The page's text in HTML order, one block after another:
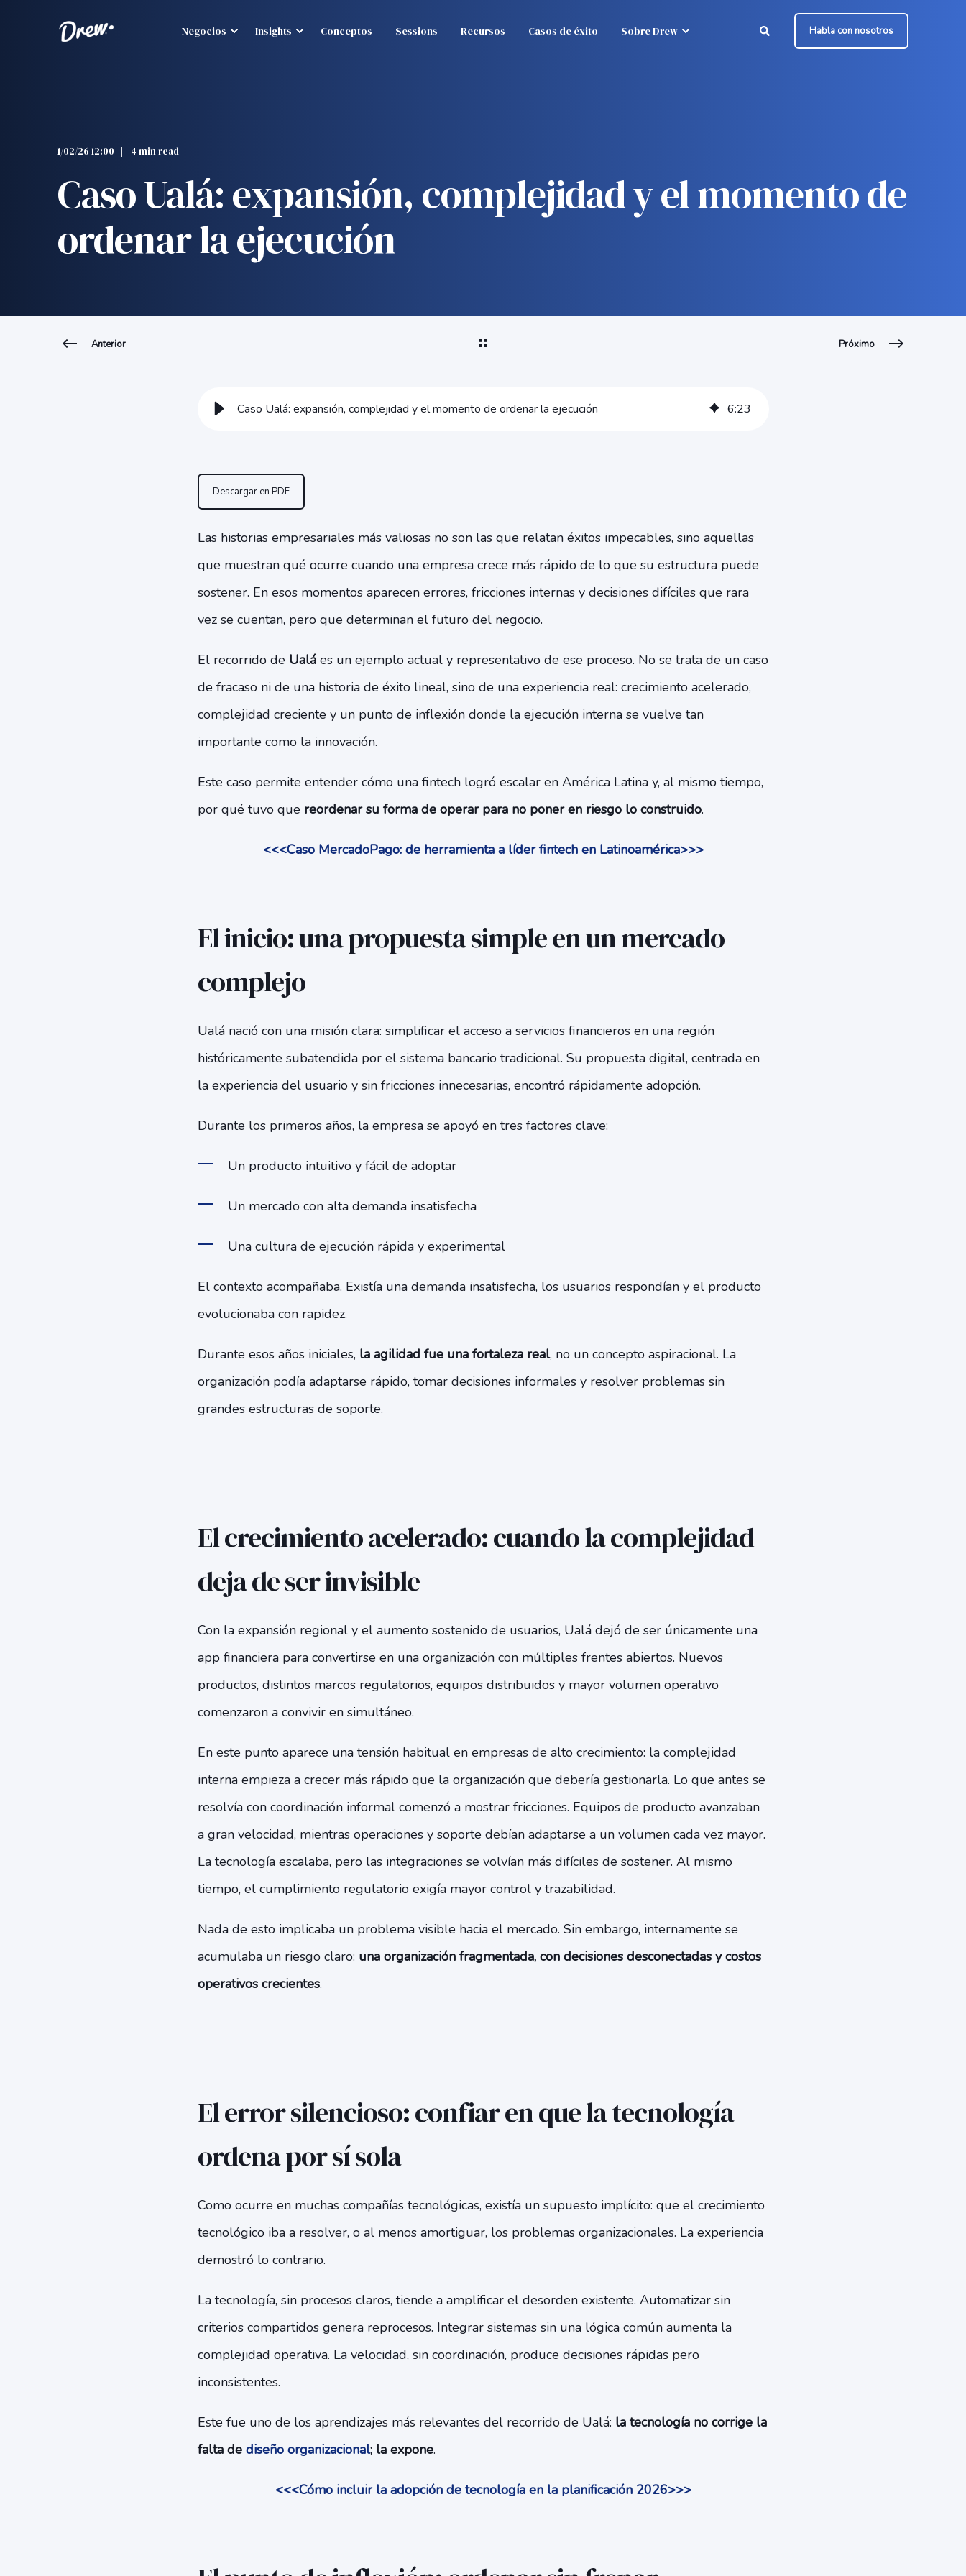
Negocios Insights Conceptos Sessions Recursos Casos de éxito Sobre Drew Habla con nosotros
1/02/26 12:00 4 min read
Caso Ualá: expansión, complejidad y el momento de
ordenar la ejecución
Anterior Próximo
Caso Ualá: expansión, complejidad y el momento de ordenar la ejecución 6:23
Descargar en PDF
Las historias empresariales más valiosas no son las que relatan éxitos impecables, sino aquellas
que muestran qué ocurre cuando una empresa crece más rápido de lo que su estructura puede
sostener. En esos momentos aparecen errores, fricciones internas y decisiones difíciles que rara
vez se cuentan, pero que determinan el futuro del negocio.
El recorrido de Ualáes un ejemplo actual y representativo de ese proceso. No se trata de un caso
de fracaso ni de una historia de éxito lineal, sino de una experiencia real: crecimiento acelerado,
complejidad creciente y un punto de inflexión donde la ejecución interna se vuelve tan
importante como la innovación.
Este caso permite entender cómo una fintech logró escalar en América Latina y, al mismo tiempo,
por qué tuvo que reordenar su forma de operar para no poner en riesgo lo construido.
<<<Caso MercadoPago: de herramienta a líder fintech en Latinoamérica>>>
El inicio: una propuesta simple en un mercado
complejo
Ualá nació con una misión clara: simplificar el acceso a servicios financieros en una región
históricamente subatendida por el sistema bancario tradicional. Su propuesta digital, centrada en
la experiencia del usuario y sin fricciones innecesarias, encontró rápidamente adopción.
Durante los primeros años, la empresa se apoyó en tres factores clave:
Un producto intuitivo y fácil de adoptar
Un mercado con alta demanda insatisfecha
Una cultura de ejecución rápida y experimental
El contexto acompañaba. Existía una demanda insatisfecha, los usuarios respondían y el producto
evolucionaba con rapidez.
Durante esos años iniciales, la agilidad fue una fortaleza real, no un concepto aspiracional. La
organización podía adaptarse rápido, tomar decisiones informales y resolver problemas sin
grandes estructuras de soporte.
El crecimiento acelerado: cuando la complejidad
deja de ser invisible
Con la expansión regional y el aumento sostenido de usuarios, Ualá dejó de ser únicamente una
app financiera para convertirse en una organización con múltiples frentes abiertos. Nuevos
productos, distintos marcos regulatorios, equipos distribuidos y mayor volumen operativo
comenzaron a convivir en simultáneo.
En este punto aparece una tensión habitual en empresas de alto crecimiento: la complejidad
interna empieza a crecer más rápido que la organización que debería gestionarla. Lo que antes se
resolvía con coordinación informal comenzó a mostrar fricciones. Equipos de producto avanzaban
a gran velocidad, mientras operaciones y soporte debían adaptarse a un volumen cada vez mayor.
La tecnología escalaba, pero las integraciones se volvían más difíciles de sostener. Al mismo
tiempo, el cumplimiento regulatorio exigía mayor control y trazabilidad.
Nada de esto implicaba un problema visible hacia el mercado. Sin embargo, internamente se
acumulaba un riesgo claro: una organización fragmentada, con decisiones desconectadas y costos
operativos crecientes.
El error silencioso: confiar en que la tecnología
ordena por sí sola
Como ocurre en muchas compañías tecnológicas, existía un supuesto implícito: que el crecimiento
tecnológico iba a resolver, o al menos amortiguar, los problemas organizacionales. La experiencia
demostró lo contrario.
La tecnología, sin procesos claros, tiende a amplificar el desorden existente. Automatizar sin
criterios compartidos genera reprocesos. Integrar sistemas sin una lógica común aumenta la
complejidad operativa. La velocidad, sin coordinación, produce decisiones rápidas pero
inconsistentes.
Este fue uno de los aprendizajes más relevantes del recorrido de Ualá: la tecnología no corrige la
falta de diseño organizacional; la expone.
<<<Cómo incluir la adopción de tecnología en la planificación 2026>>>